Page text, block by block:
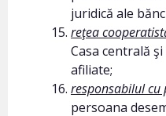
juridică ale
reţea
Casa centrală
afiliate;
responsabilul cu
persoana